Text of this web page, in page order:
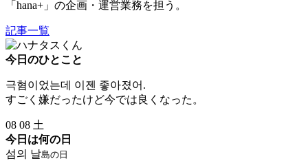
「hana+」の企画・運営業務を担う。
記事一覧
今日のひとこと
극혐이었는데 이젠 좋아졌어.
すごく嫌だったけど今では良くなった。
08 08 土
今日は何の日
섬의 날島の日